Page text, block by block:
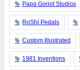
Papa Goriot Studios
RoShi Pedals
Custom Illustrated
1981 Inventions